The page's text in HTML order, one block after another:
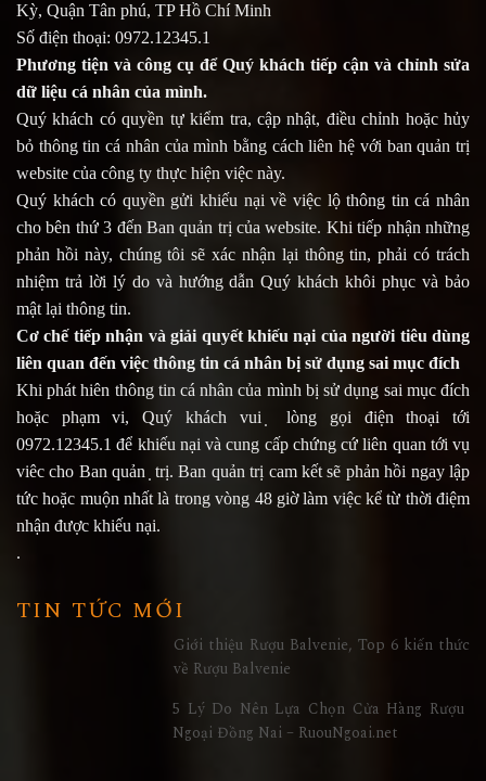
Kỳ, Quận Tân phú, TP Hồ Chí Minh
Số điện thoại: 0972.12345.1
Phương tiện và công cụ để Quý khách tiếp cận và chỉnh sửa
dữ liệu cá nhân của mình.
Quý khách có quyền tự kiểm tra, cập nhật, điều chỉnh hoặc hủy
bỏ thông tin cá nhân của mình bằng cách liên hệ với ban quản trị
website của công ty thực hiện việc này.
Quý khách có quyền gửi khiếu nại về việc lộ thông tin cá nhân
cho bên thứ 3 đến Ban quản trị của website. Khi tiếp nhận những
phản hồi này, chúng tôi sẽ xác nhận lại thông tin, phải có trách
nhiệm trả lời lý do và hướng dẫn Quý khách khôi phục và bảo
mật lại thông tin.
Cơ chế tiếp nhận và giải quyết khiếu nại của người tiêu dùng
liên quan đến việc thông tin cá nhân bị sử dụng sai mục đích
Khi phát hiên thông tin cá nhân của mình bị sử dụng sai mục đích
hoặc phạm vi, Quý khách vui ̣ lòng gọi điện thoại tới
0972.12345.1 để khiếu nại và cung cấp chứng cứ liên quan tới vụ
viêc cho Ban quản ̣ trị. Ban quản trị cam kết sẽ phản hồi ngay lập
tức hoặc muộn nhất là trong vòng 48 giờ làm việc kể từ thời điệm
nhận được khiếu nại.
.
TIN TỨC MỚI
Giới thiệu Rượu Balvenie, Top 6 kiến thức
về Rượu Balvenie
5 Lý Do Nên Lựa Chọn Cửa Hàng Rượu
Ngoại Đồng Nai – RuouNgoai.net